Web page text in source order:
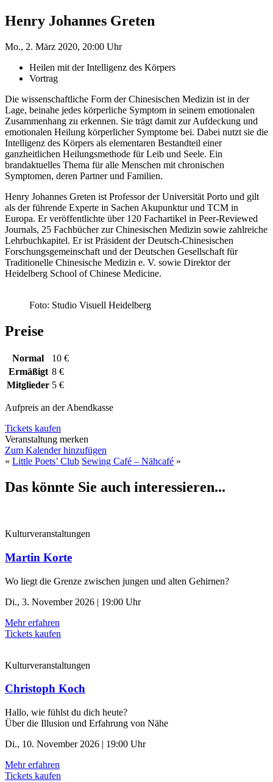
Henry Johannes Greten
Mo., 2. März 2020, 20:00 Uhr
Heilen mit der Intelligenz des Körpers
Vortrag
Die wissenschaftliche Form der Chinesischen Medizin ist in der
Lage, beinahe jedes körperliche Symptom in seinem emotionalen
Zusammenhang zu erkennen. Sie trägt damit zur Aufdeckung und
emotionalen Heilung körperlicher Symptome bei. Dabei nutzt sie die
Intelligenz des Körpers als elementaren Bestandteil einer
ganzheitlichen Heilungsmethode für Leib und Seele. Ein
brandaktuelles Thema für alle Menschen mit chronischen
Symptomen, deren Partner und Familien.
Henry Johannes Greten ist Professor der Universität Porto und gilt
als der führende Experte in Sachen Akupunktur und TCM in
Europa. Er veröffentlichte über 120 Fachartikel in Peer-Reviewed
Journals, 25 Fachbücher zur Chinesischen Medizin sowie zahlreiche
Lehrbuchkapitel. Er ist Präsident der Deutsch-Chinesischen
Forschungsgemeinschaft und der Deutschen Gesellschaft für
Traditionelle Chinesische Medizin e. V. sowie Direktor der
Heidelberg School of Chinese Medicine.
Foto: Studio Visuell Heidelberg
Preise
Normal
10 €
Ermäßigt 8 €
Mitglieder 5 €
Aufpreis an der Abendkasse
Tickets kaufen
Veranstaltung merken
Zum Kalender hinzufügen
« Little Poets’ Club Sewing Café – Nähcafé »
Das könnte Sie auch interessieren...
Kulturveranstaltungen
Martin Korte
Wo liegt die Grenze zwischen jungen und alten Gehirnen?
Di., 3. November 2026 | 19:00 Uhr
Mehr erfahren
Tickets kaufen
Kulturveranstaltungen
Christoph Koch
Hallo, wie fühlst du dich heute?
Über die Illusion und Erfahrung von Nähe
Di., 10. November 2026 | 19:00 Uhr
Mehr erfahren
Tickets kaufen